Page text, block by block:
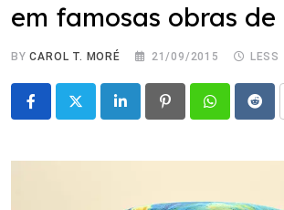
em famosas obras
BYCAROL T. MORÉ 21/09/2015 LESS
LinkedIn PinterestWhatsapp